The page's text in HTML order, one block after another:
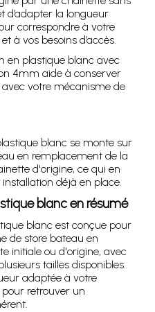
d’adapter la longueur
correspondre à votre
à vos besoins d’accès.
en plastique blanc avec
4mm aide à conserver
votre mécanisme de
blanc se monte sur
en remplacement de la
d'origine, ce qui en
déjà en place.
blanc en résumé
blanc est conçue pour
de store bateau en
initiale ou d'origine, avec
tailles disponibles.
adaptée à votre
retrouver un